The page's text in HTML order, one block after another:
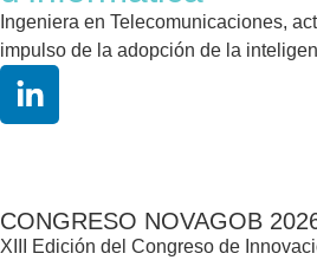
Ingeniera en Telecomunicaciones,
impulso de la adopción de la
CONGRESO NOVAGOB
XIII Edición del Congreso de